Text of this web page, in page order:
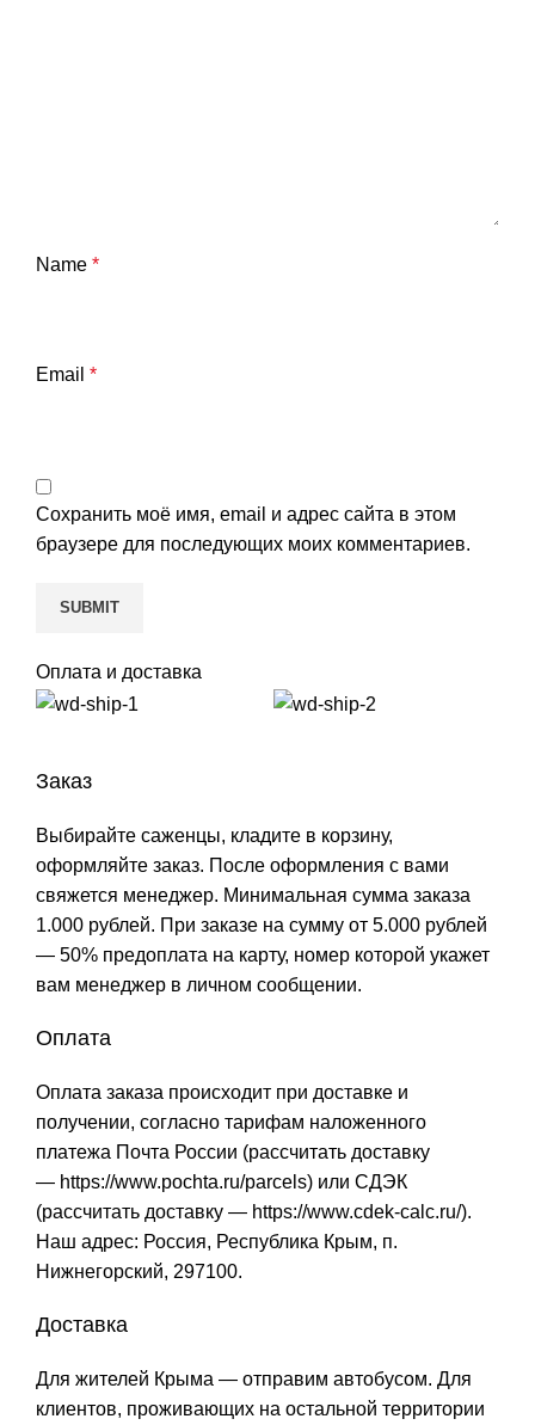
Name *
Email *
Сохранить моё имя, email и адрес сайта в этом
браузере для последующих моих комментариев.
Оплата и доставка
Заказ
Выбирайте саженцы, кладите в корзину,
оформляйте заказ. После оформления с вами
свяжется менеджер. Минимальная сумма заказа
1.000 рублей. При заказе на сумму от 5.000 рублей
— 50% предоплата на карту, номер которой укажет
вам менеджер в личном сообщении.
Оплата
Оплата заказа происходит при доставке и
получении, согласно тарифам наложенного
платежа Почта России (рассчитать доставку
— https://www.pochta.ru/parcels) или СДЭК
(рассчитать доставку — https://www.cdek-calc.ru/).
Наш адрес: Россия, Республика Крым, п.
Нижнегорский, 297100.
Доставка
Для жителей Крыма — отправим автобусом. Для
клиентов, проживающих на остальной территории